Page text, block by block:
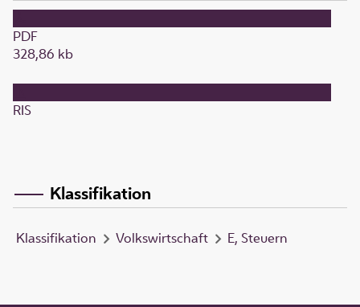
PDF
328,86 kb
RIS
Klassifikation
Klassifikation Volkswirtschaft E, Steuern